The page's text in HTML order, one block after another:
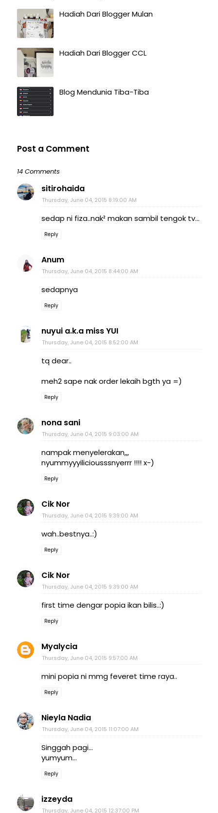
Hadiah Dari Blogger Mulan
Hadiah Dari Blogger CCL
Blog Mendunia Tiba-Tiba
Post a Comment
14 Comments
sitirohaida
Thursday, June 04, 2015 8:19:00 AM
sedap ni fiza..nak² makan sambil tengok tv...
Reply
Anum
Thursday, June 04, 2015 8:44:00 AM
sedapnya
Reply
nuyui a.k.a miss YUI
Thursday, June 04, 2015 8:52:00 AM
tq dear..
meh2 sape nak order lekaih bgth ya =)
Reply
nona sani
Thursday, June 04, 2015 9:03:00 AM
nampak menyelerakan,,,
nyummyyyiliciousssnyerrr !!!! x-)
Reply
Cik Nor
Thursday, June 04, 2015 9:39:00 AM
wah..bestnya..:)
Reply
Cik Nor
Thursday, June 04, 2015 9:39:00 AM
first time dengar popia ikan bilis..:)
Reply
Myalycia
Thursday, June 04, 2015 9:57:00 AM
mini popia ni mmg feveret time raya..
Reply
Nieyla Nadia
Thursday, June 04, 2015 11:07:00 AM
Singgah pagi...
yumyum...
Reply
izzeyda
Thursday, June 04, 2015 12:37:00 PM